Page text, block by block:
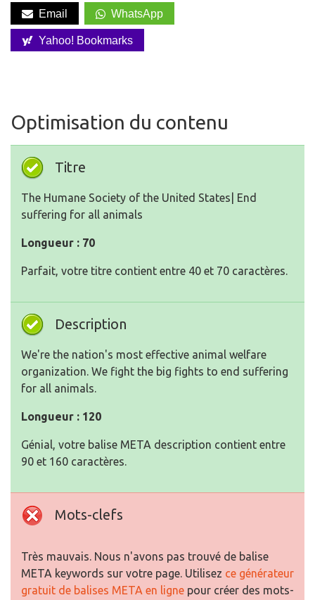
Email WhatsApp
Yahoo! Bookmarks
Optimisation du contenu
Titre
The Humane Society of the United States| End
suffering for all animals
Longueur : 70
Parfait, votre titre contient entre 40 et 70 caractères.
Description
We're the nation's most effective animal welfare
organization. We fight the big fights to end suffering
for all animals.
Longueur : 120
Génial, votre balise META description contient entre
90 et 160 caractères.
Mots-clefs
Très mauvais. Nous n'avons pas trouvé de balise
META keywords sur votre page. Utilisez ce générateur
gratuit de balises META en ligne pour créer des mots-